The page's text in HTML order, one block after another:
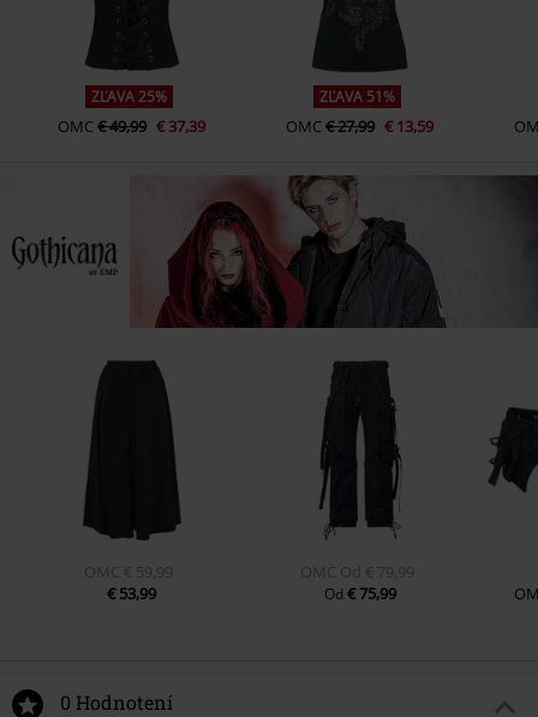
ZĽAVA 25%
OMC€ 49,99 € 37,39
ZĽAVA 51%
OMC€ 27,99 € 13,59
OMC € 59,99
€ 53,99
OMC Od € 79,99
Od € 75,99
0 Hodnotení